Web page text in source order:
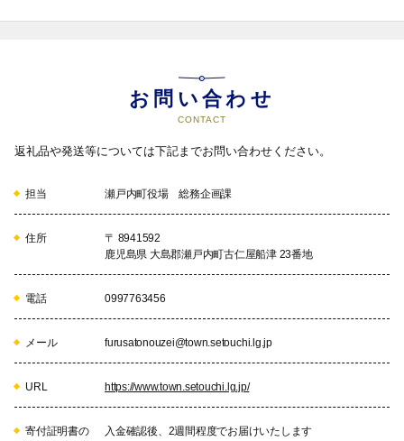
お問い合わせ
CONTACT
返礼品や発送等については下記までお問い合わせください。
担当 瀬戸内町役場 総務企画課
住所
〒 8941592
鹿児島県 大島郡瀬戸内町古仁屋船津 23番地
電話 0997763456
メール furusatonouzei@town.setouchi.lg.jp
URL https://www.town.setouchi.lg.jp/
寄付証明書の
入金確認後、2週間程度でお届けいたします